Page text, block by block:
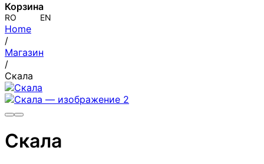
Корзина
RO EN
Home
/
Магазин
/
Скала
Скала